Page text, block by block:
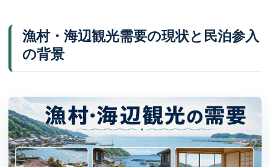
漁村・海辺観光需要の現状と民泊参入
の背景